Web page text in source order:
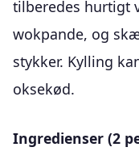
tilberedes hurtigt
wokpande, og
stykker. Kylling
oksekød.
Ingredienser (2